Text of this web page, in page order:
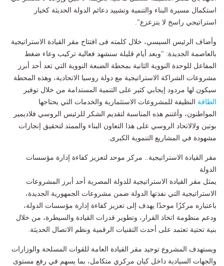
استكمال مسيرة البناء والتنمية وتشييد دعائم الدولة الحديثة كخيار
استراتيجي راسخ لا يتزعزع".
وأضاف الرئيس السيسي، خلال كلمته فى افتتاح مقر القيادة الاستراتيجية
بالعاصمة الجديدة: "وبعد أيام قليلة سنشهد فعالية تركيب وعاء ضغط
المفاعل للوحدة النووية الثانية بمحطة الضبعة النووية التي تعد أحد أبرز
مشروعات الشراكة الاستراتيجية مع دولة روسيا الاتحادية، وهذه المحطة
سيكون لها مردود إيجابي كثير على التنمية المستدامة من خلال توفير
الطاقة النظيفة للمشروعات الاستثمارية والخدمات التي يحتاجها
المواطنون، وأغتنم هذه المناسبة لتقديم الشكر للرئيس الروسي فلاديمير
بوتين ولالاتحاد الروسي على هذا التعاون البناء والممتد لتحقيق إنجازات
مشهودة في المشاريع التنموية الكبرى.
مقر القيادة الاستراتيجية.. مركز موحد لتعزيز كفاءة إدارة مؤسسات
الدولة
يمثل مقر القيادة الاستراتيجية للدولة المصرية أحد أبرز المشروعات
الاستراتيجية التي نفذتها الدولة ضمن مشروعات الجمهورية الجديدة،
باعتباره مركزًا موحدًا يهدف إلى تعزيز كفاءة إدارة مؤسسات الدولة،
ودعم منظومة اتخاذ القرار، وتطوير قدرات القيادة والسيطرة، من خلال
بنية تحتية تعتمد على أحدث التقنيات الرقمية ونظم الاتصال الحديثة.
ويستهدف المشروع توحيد مقر القيادة العامة للقوات المسلحة والوزارات
والجهات السيادية داخل كيان مركزي متكامل، بما يسهم في رفع مستوى